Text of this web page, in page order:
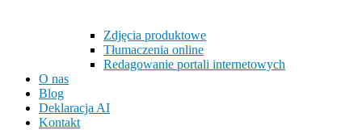
Zdjęcia produktowe
Tłumaczenia online
Redagowanie portali internetowych
O nas
Blog
Deklaracja AI
Kontakt